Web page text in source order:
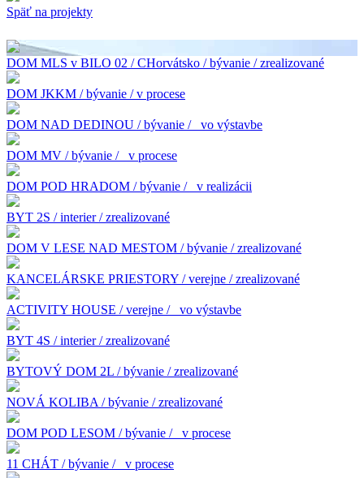
Späť na projekty
DOM MLS v BILO 02 / CHorvátsko / bývanie / zrealizované
DOM JKKM / bývanie / v procese
DOM NAD DEDINOU / bývanie / vo výstavbe
DOM MV / bývanie / v procese
DOM POD HRADOM / bývanie / v realizácii
BYT 2S / interier / zrealizované
DOM V LESE NAD MESTOM / bývanie / zrealizované
KANCELÁRSKE PRIESTORY / verejne / zrealizované
ACTIVITY HOUSE / verejne / vo výstavbe
BYT 4S / interier / zrealizované
BYTOVÝ DOM 2L / bývanie / zrealizované
NOVÁ KOLIBA / bývanie / zrealizované
DOM POD LESOM / bývanie / v procese
11 CHÁT / bývanie / v procese